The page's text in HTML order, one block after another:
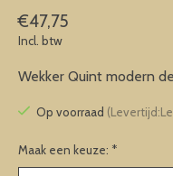
€47,75
Incl. btw
Wekker Quint modern
Op voorraad
Maak een keuze: *